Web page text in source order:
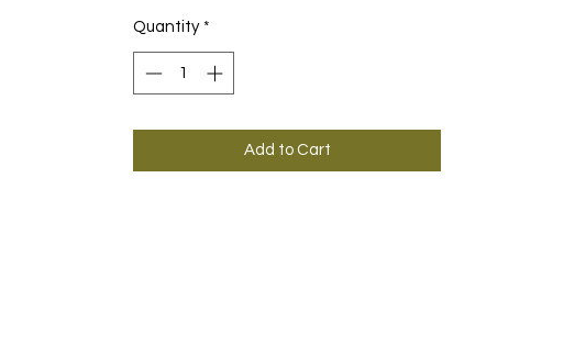
Quantity *
Add to Cart